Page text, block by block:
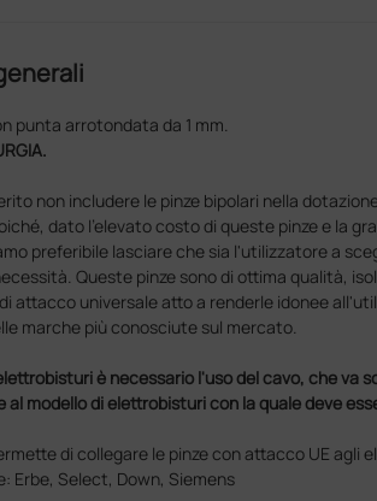
punta arrotondata da 1 mm.
non includere le pinze bipolari nella
dato l'elevato costo di queste pinze e la
preferibile lasciare che sia l'utilizzatore a
Queste pinze sono di ottima qualità,
attacco universale atto a renderle idonee
marche più conosciute sul mercato.
è necessario l'uso del cavo, che va
al modello di elettrobisturi con la quale deve
di collegare le pinze con attacco UE agli
Erbe, Select, Down, Siemens